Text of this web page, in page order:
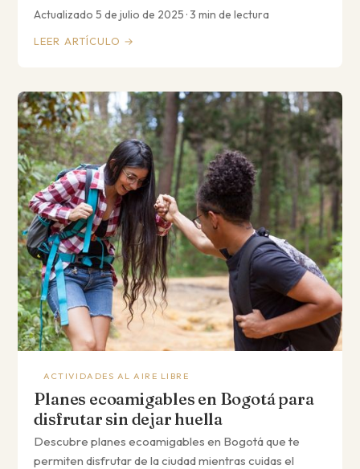
Actualizado 5 de julio de 2025 · 3 min de lectura
LEER ARTÍCULO →
ACTIVIDADES AL AIRE LIBRE
Planes ecoamigables en Bogotá para
disfrutar sin dejar huella
Descubre planes ecoamigables en Bogotá que te
permiten disfrutar de la ciudad mientras cuidas el